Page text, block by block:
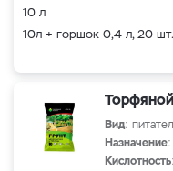
10 л
10л + горшок 0,4 л, 20 шт.
Вид:
Назначение
Кислотность